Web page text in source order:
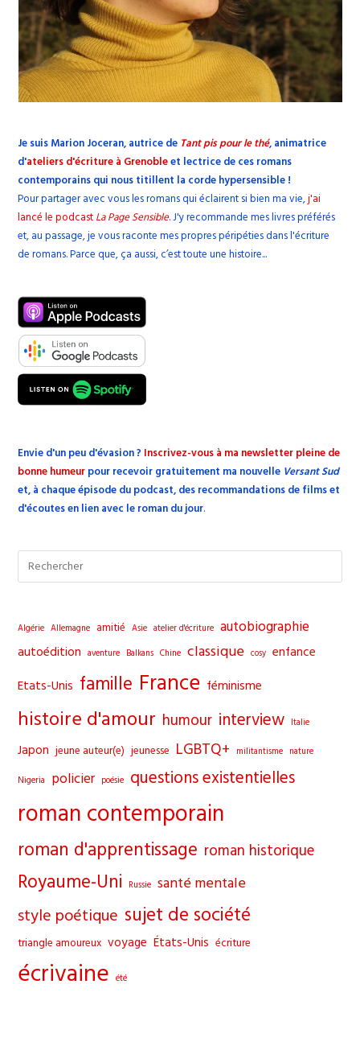
Je suis Marion Joceran, autrice de Tant pis pour le thé, animatrice
d'ateliers d'écriture à Grenobleet lectrice de ces romans
contemporains qui nous titillent la corde hypersensible !
Pour partager avec vous les romans qui éclairent si bien ma vie,j'ai
lancé le podcast La Page Sensible. J'y recommande mes livres préférés
et, au passage, je vous raconte mes propres péripéties dans l'écriture
de romans. Parce que, ça aussi, c’est toute une histoire...
Envie d'un peu d'évasion? Inscrivez-vous à ma newsletter pleine de
bonne humeur pour recevoir gratuitement ma nouvelle Versant Sud
et, à chaque épisode du podcast, des recommandations de films et
d'écoutes en lien avec le roman du jour.
Algérie Allemagne amitié Asie atelier d'écriture autobiographie
autoédition aventure Balkans Chine classique cosy
enfance
Etats-Unis famille France féminisme
histoire d'amour humour interview Italie
Japon jeune auteur(e) jeunesse LGBTQ+ militantisme nature
Nigeria policier poésie questions existentielles
roman contemporain
roman d'apprentissage roman historique
Royaume-Uni Russie santé mentale
style poétique sujet de société
triangle amoureux voyage États-Unis écriture
écrivaine été